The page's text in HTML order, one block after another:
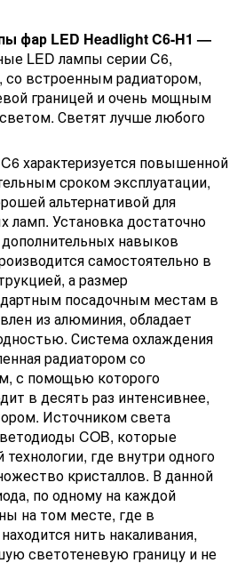
фар LED Headlight C6-H1 —
LED лампы серии C6,
встроенным радиатором,
границей и очень мощным
Светят лучше любого
характеризуется повышенной
сроком эксплуатации,
альтернативой для
ламп. Установка достаточно
навыков
самостоятельно в
а размер
посадочным местам в
из алюминия, обладает
Система охлаждения
радиатором со
с помощью которого
в десять раз интенсивнее,
Источником света
COB, которые
где внутри одного
кристаллов. В данной
по одному на каждой
на том месте, где в
нить накаливания,
светотеневую границу и не